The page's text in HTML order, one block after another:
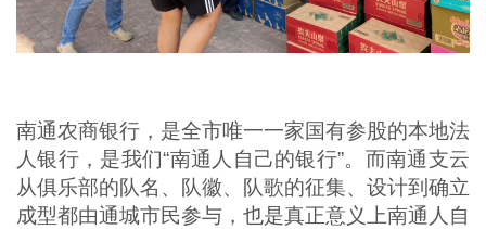
南通农商银行，是全市唯一一家国有参股的本地法
人银行，是我们“南通人自己的银行”。而南通支云
从俱乐部的队名、队徽、队歌的征集、设计到确立
成型都由通城市民参与，也是真正意义上南通人自